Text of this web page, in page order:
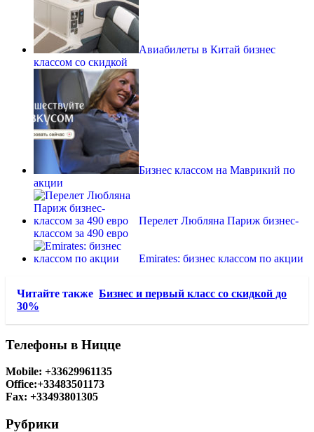
Авиабилеты в Китай бизнес
классом со скидкой
Бизнес классом на Маврикий по
акции
Перелет Любляна Париж бизнес-
классом за 490 евро
Emirates: бизнес классом по акции
Читайте также Бизнес и первый класс со скидкой до
30%
Телефоны в Ницце
Mobile: +33629961135
Office:+33483501173
Fax: +33493801305
Рубрики